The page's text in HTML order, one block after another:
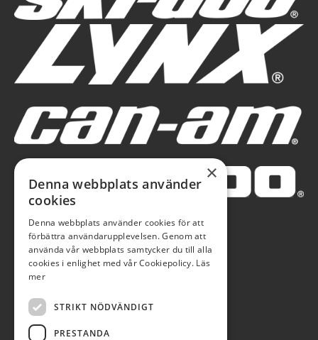
×
Denna webbplats använder
cookies
Denna webbplats använder cookies för att
förbättra användarupplevelsen. Genom att
använda vår webbplats samtycker du till alla
cookies i enlighet med vår Cookiepolicy. Läs
mer
STRIKT NÖDVÄNDIGT
PRESTANDA